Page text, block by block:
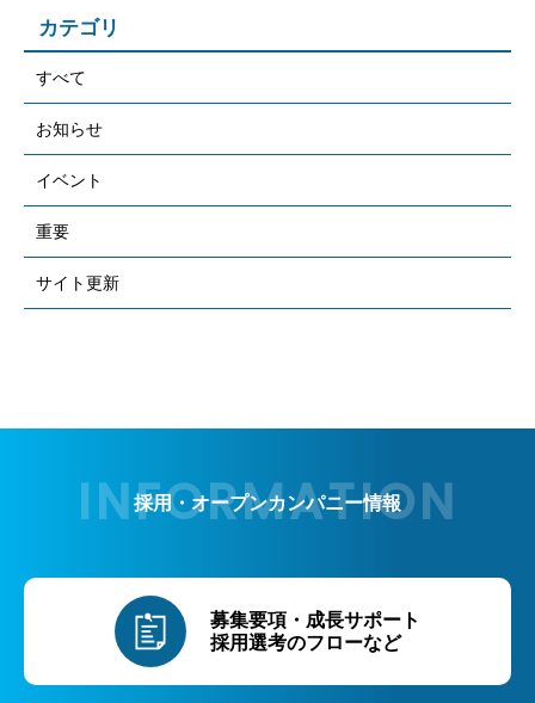
カテゴリ
すべて
お知らせ
イベント
重要
サイト更新
採用・オープンカンパニー情報
募集要項・成長サポート
採用選考のフローなど